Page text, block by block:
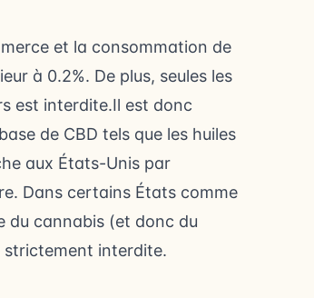
et la consommation de
à 0.2%. De plus, seules les
est interdite.Il est donc
de CBD tels que les huiles
aux États-Unis par
Dans certains États comme
du cannabis (et donc du
strictement interdite.